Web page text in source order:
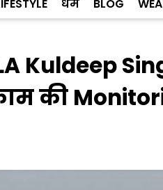
धर्म BLOG
Kuldeep
की